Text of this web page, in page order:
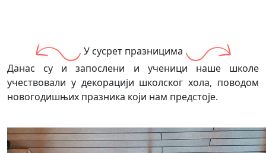
У сусрет празницима
Данас су и запослени и ученици наше школе
учествовали у декорацији школског хола, поводом
новогодишњих празника који нам предстоје.